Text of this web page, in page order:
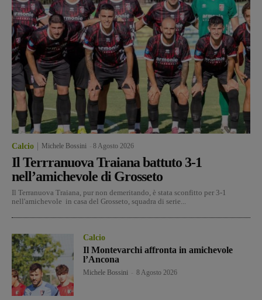
Calcio Michele Bossini 8 Agosto 2026
Il Terrranuova Traiana battuto 3-1
nell’amichevole di Grosseto
Il Terranuova Traiana, pur non demeritando, è stata sconfitto per 3-1
nell'amichevole in casa del Grosseto, squadra di serie...
Calcio
Il Montevarchi affronta in amichevole
l’Ancona
Michele Bossini 8 Agosto 2026